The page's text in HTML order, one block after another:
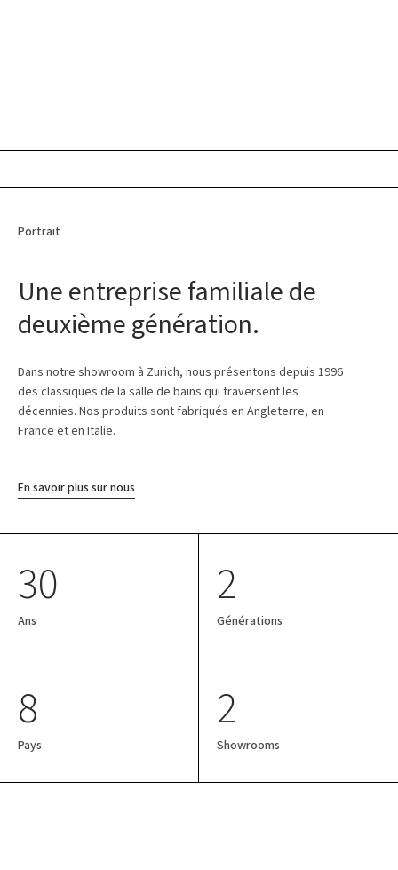
Portrait
Une entreprise familiale de
deuxième génération.
Dans notre showroom à Zurich, nous présentons depuis 1996
des classiques de la salle de bains qui traversent les
décennies. Nos produits sont fabriqués en Angleterre, en
France et en Italie.
En savoir plus sur nous
30
Ans
2
Générations
8
Pays
2
Showrooms